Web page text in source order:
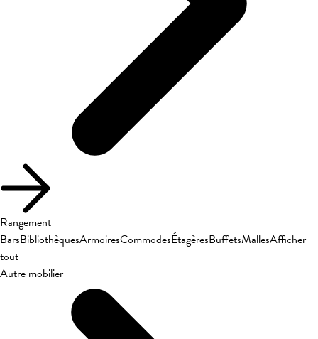
Rangement
BarsBibliothèquesArmoiresCommodesÉtagèresBuffetsMallesAfficher
tout
Autre mobilier